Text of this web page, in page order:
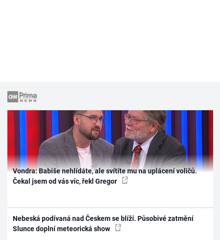
Vondra: Babiše nehlídáte, ale svítíte mu na uplácení voličů.
Čekal jsem od vás víc, řekl Gregor
Nebeská podívaná nad Českem se blíží. Působivé zatmění
Slunce doplní meteorická show